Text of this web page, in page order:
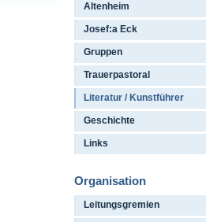
Altenheim
Josef:a Eck
Gruppen
Trauerpastoral
Literatur / Kunstführer
Geschichte
Links
Organisation
Leitungsgremien